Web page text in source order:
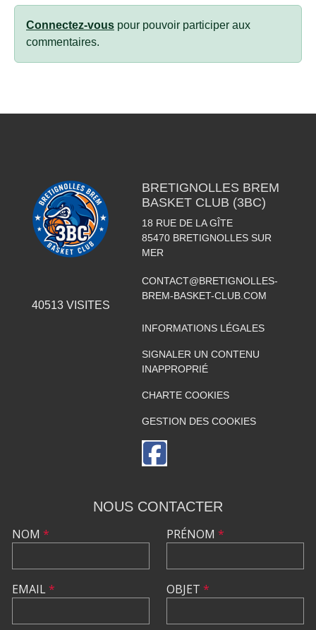
Connectez-vous pour pouvoir participer aux
commentaires.
40513VISITES
BRETIGNOLLES BREM
BASKET CLUB (3BC)
18 RUE DE LA GÎTE
85470 BRETIGNOLLES SUR
MER
CONTACT@BRETIGNOLLES-
BREM-BASKET-CLUB.COM
INFORMATIONS LÉGALES
SIGNALER UN CONTENU
INAPPROPRIÉ
CHARTE COOKIES
GESTION DES COOKIES
NOUS CONTACTER
NOM *
EMAIL*
PRÉNOM *
OBJET *